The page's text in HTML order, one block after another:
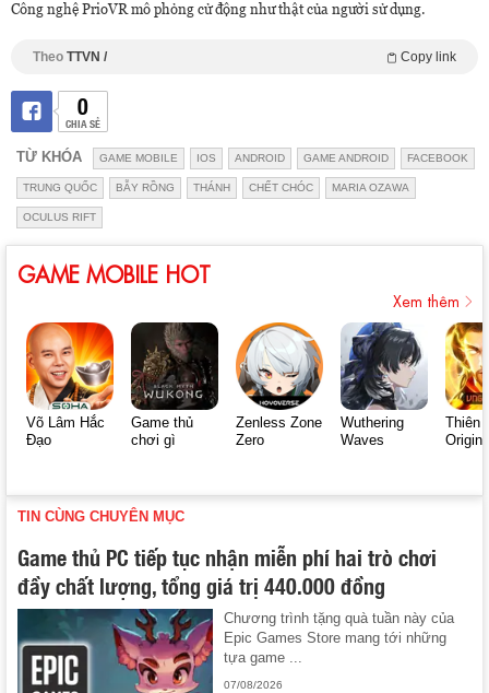
Công nghệ PrioVR mô phỏng cử động như thật của người sử dụng.
Theo TTVN / Copy link
0
CHIA SẺ
TỪ KHÓA GAME MOBILE IOS ANDROID GAME ANDROID FACEBOOK
TRUNG QUỐC BẪY RỒNG THÁNH CHẾT CHÓC MARIA OZAWA
OCULUS RIFT
GAME MOBILE HOT
Xem thêm
Võ Lâm Hắc
Đạo
Game thủ
chơi gì
Zenless Zone
Zero
Wuthering
Waves
Thiên
Origin
TIN CÙNG CHUYÊN MỤC
Game thủ PC tiếp tục nhận miễn phí hai trò chơi
đầy chất lượng, tổng giá trị 440.000 đồng
Chương trình tặng quà tuần này của
Epic Games Store mang tới những
tựa game ...
07/08/2026